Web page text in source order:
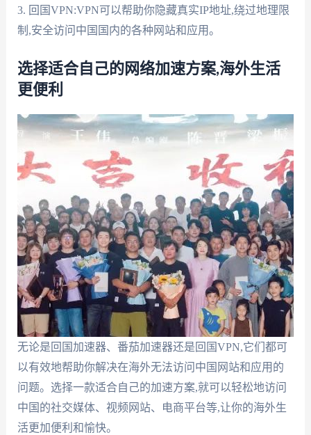
3. 回国VPN:VPN可以帮助你隐藏真实IP地址,绕过地理限
制,安全访问中国国内的各种网站和应用。
选择适合自己的网络加速方案,海外生活
更便利
无论是回国加速器、番茄加速器还是回国VPN,它们都可
以有效地帮助你解决在海外无法访问中国网站和应用的
问题。选择一款适合自己的加速方案,就可以轻松地访问
中国的社交媒体、视频网站、电商平台等,让你的海外生
活更加便利和愉快。